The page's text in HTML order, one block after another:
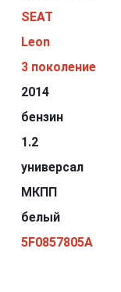
SEAT
Leon
3 поколение
2014
бензин
1.2
универсал
МКПП
белый
5F0857805A